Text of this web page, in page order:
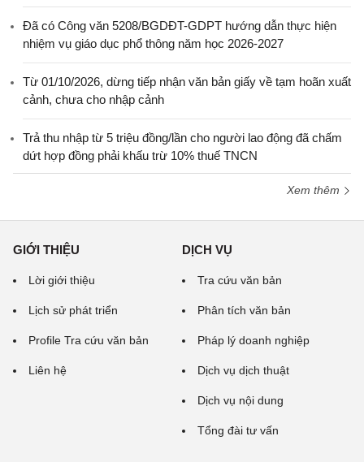
Đã có Công văn 5208/BGDĐT-GDPT hướng dẫn thực hiện
nhiệm vụ giáo dục phổ thông năm học 2026-2027
Từ 01/10/2026, dừng tiếp nhận văn bản giấy về tạm hoãn xuất
cảnh, chưa cho nhập cảnh
Trả thu nhập từ 5 triệu đồng/lần cho người lao động đã chấm
dứt hợp đồng phải khấu trừ 10% thuế TNCN
Xem thêm
GIỚI THIỆU
Lời giới thiệu
Lịch sử phát triển
Profile Tra cứu văn bản
Liên hệ
DỊCH VỤ
Tra cứu văn bản
Phân tích văn bản
Pháp lý doanh nghiệp
Dịch vụ dịch thuật
Dịch vụ nội dung
Tổng đài tư vấn